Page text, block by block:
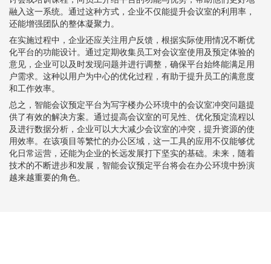
融入这一系统。通过这种方式，企业不仅能提升会议室的利用率，
还能增强团队的整体凝聚力。
在实施过程中，企业还应关注用户反馈，根据实际使用情况不断优
化平台的功能设计。通过定期收集员工对会议室使用及预定体验的
意见，企业可以及时发现问题并进行调整，确保平台始终能满足用
户需求。这种以用户为中心的优化过程，有助于提升员工的满意度
和工作效率。
总之，智能会议预定平台为写字楼办公环境中的会议室冲突问题提
供了有效的解决方案。通过提高会议室的可见性、优化预定流程以
及进行数据分析，企业可以大大减少会议室的冲突，提升资源的使
用效率。在该项目等繁忙的办公区域，这一工具的应用不仅能够优
化日常运营，还能为企业的长远发展打下坚实的基础。未来，随着
技术的不断进步和发展，智能会议预定平台将会在办公环境中扮演
越来越重要的角色。